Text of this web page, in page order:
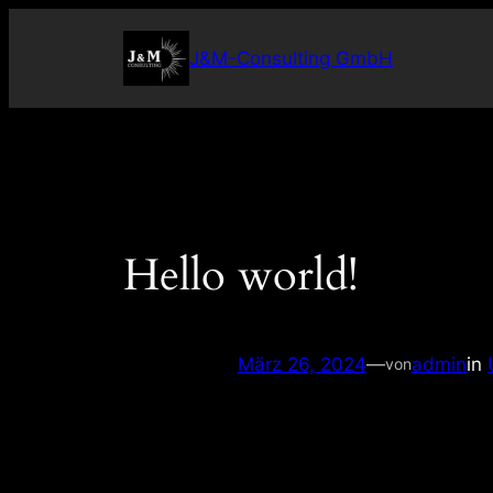
J&M-Consulting GmbH
Hello world!
März 26, 2024—vonadminin